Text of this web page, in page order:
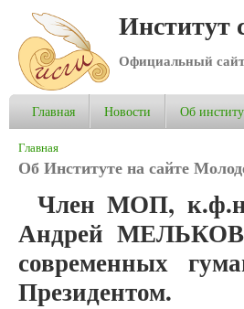
Институт
Официальный сайт
Главная Новости Об
Вы здесь
Главная
Об Институте на сайте
Член МОП, к.ф.н,
Андрей МЕЛЬКОВ
современных
Президентом.